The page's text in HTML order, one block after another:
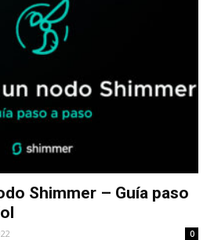
Shimmer – Guía paso
0